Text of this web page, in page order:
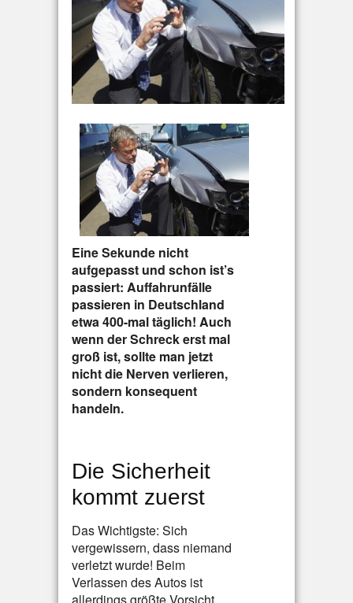
Eine Sekunde nicht
aufgepasst und schon ist’s
passiert: Auffahrunfälle
passieren in Deutschland
etwa 400-mal täglich! Auch
wenn der Schreck erst mal
groß ist, sollte man jetzt
nicht die Nerven verlieren,
sondern konsequent
handeln.
Die Sicherheit
kommt zuerst
Das Wichtigste: Sich
vergewissern, dass niemand
verletzt wurde! Beim
Verlassen des Autos ist